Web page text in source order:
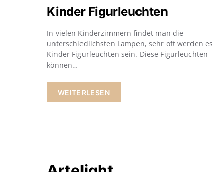
Kinder Figurleuchten
In vielen Kinderzimmern findet man die
unterschiedlichsten Lampen, sehr oft werden es
Kinder Figurleuchten sein. Diese Figurleuchten
können…
WEITERLESEN